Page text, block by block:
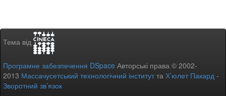
Тема від
Програмне забезпечення DSpace Авторські права © 2002-
2013 Массачусетський технологічний інститутта Х’юлет Пакард -
Зворотний зв’язок